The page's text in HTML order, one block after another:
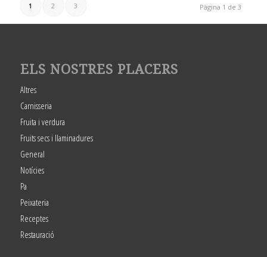
Pàgina 1 de 3
1 2 3
ELS NOSTRES PLACERS
Altres
Carnisseria
Fruita i verdura
Fruits secs i llaminadures
General
Notícies
Pa
Peixateria
Receptes
Restauració